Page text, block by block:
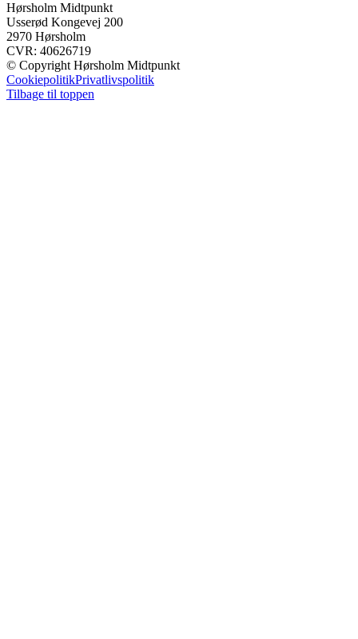
Hørsholm Midtpunkt
Usserød Kongevej 200
2970 Hørsholm
CVR: 40626719
© Copyright Hørsholm Midtpunkt
CookiepolitikPrivatlivspolitik
Tilbage til toppen